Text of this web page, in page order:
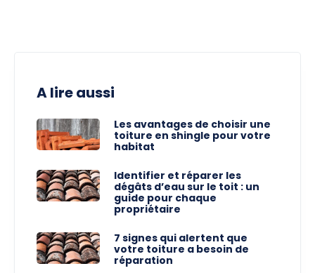
A lire aussi
Les avantages de choisir une
toiture en shingle pour votre
habitat
Identifier et réparer les
dégâts d’eau sur le toit : un
guide pour chaque
propriétaire
7 signes qui alertent que
votre toiture a besoin de
réparation